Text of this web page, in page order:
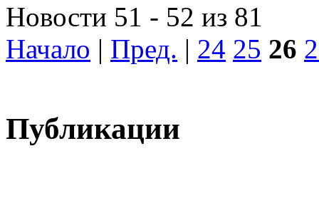
Новости 51 - 52 из 81
Начало | Пред. | 24 25 26
Публикации